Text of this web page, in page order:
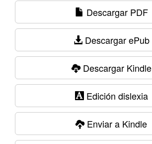
Descargar PDF
Descargar ePub
Descargar Kindle
Edición dislexia
Enviar a Kindle